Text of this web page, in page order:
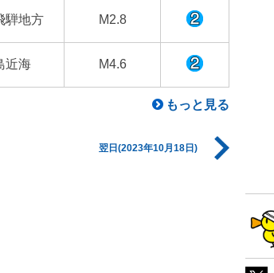
騨地方 M2.8
近海 M4.6
もっと見る
翌日(2023年10月18日)